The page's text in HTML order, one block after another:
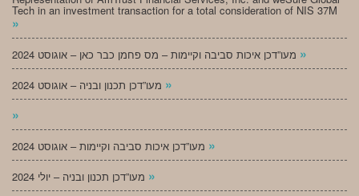
Tech in an investment transaction for a total consideration of NIS 37M
»
»
»
»
»
»